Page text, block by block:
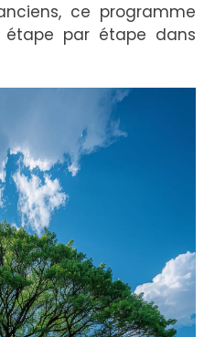
ce programme
par étape dans